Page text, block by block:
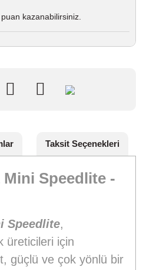
kazanabilirsiniz.
Taksit Seçenekleri
Speedlite -
Speedlite,
üreticileri için
güçlü ve çok yönlü bir